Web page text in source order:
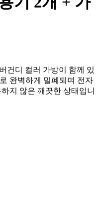
건디 컬러 가방이 함께 있
완벽하게 밀폐되며 전자
지 않은 깨끗한 상태입니